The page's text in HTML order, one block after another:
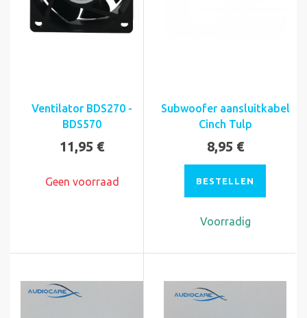
Ventilator BDS270 -
BDS570
11,95 €
Geen voorraad
Subwoofer aansluitkabel
Cinch Tulp
8,95 €
BESTELLEN
Voorradig